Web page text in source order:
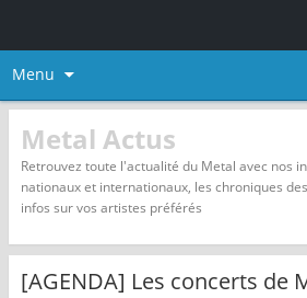
Menu
Metal Actus
Retrouvez toute l'actualité du Metal avec nos
nationaux et internationaux, les chroniques
infos sur vos artistes préférés
[AGENDA] Les concerts de